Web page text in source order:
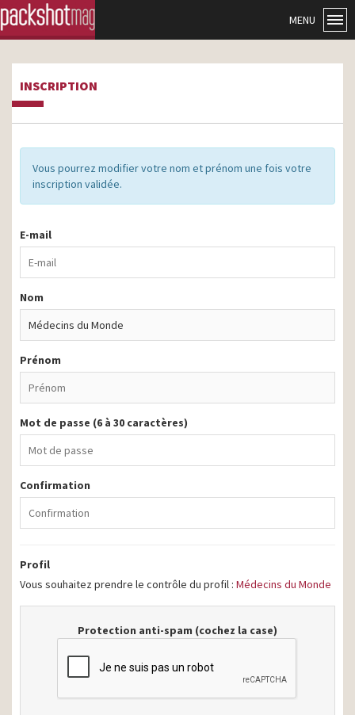
MENU
INSCRIPTION
Vous pourrez modifier votre nom et prénom une fois votre
inscription validée.
E-mail
Nom
Prénom
Mot de passe (6 à 30 caractères)
Confirmation
Profil
Vous souhaitez prendre le contrôle du profil : Médecins du Monde
Protection anti-spam (cochez la case)